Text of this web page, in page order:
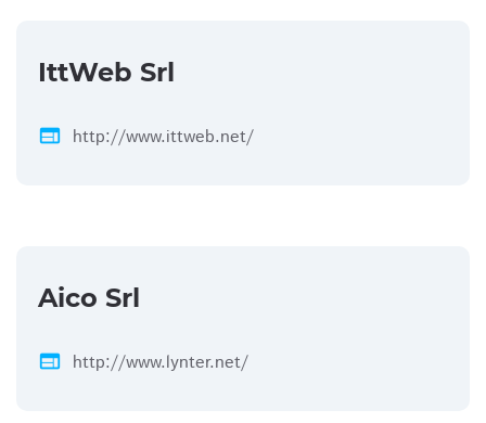
IttWeb Srl
web http://www.ittweb.net/
Aico Srl
web http://www.lynter.net/